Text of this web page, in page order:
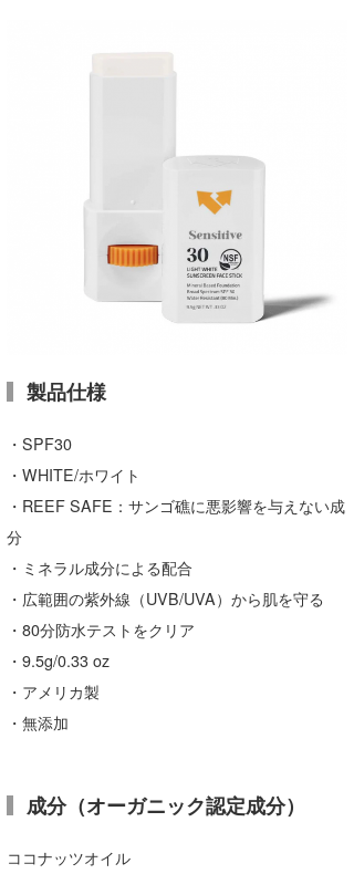
製品仕様
・SPF30
・WHITE/ホワイト
・REEF SAFE：サンゴ礁に悪影響を与えない成
分
・ミネラル成分による配合
・広範囲の紫外線（UVB/UVA）から肌を守る
・80分防水テストをクリア
・9.5g/0.33 oz
・アメリカ製
・無添加
成分（オーガニック認定成分）
ココナッツオイル
たっちー
ハンマー
まっきー
小川予報士
上田純子
上條将美
唐澤予報士
ゴン
米山予報士